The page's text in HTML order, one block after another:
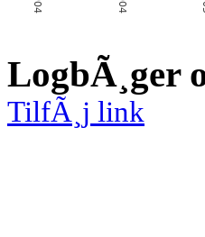
LogbÃ¸ger
TilfÃ¸j link